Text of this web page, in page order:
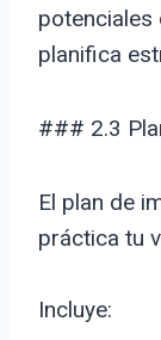
planifica
### 2.3
El plan de
práctica tu
Incluye: